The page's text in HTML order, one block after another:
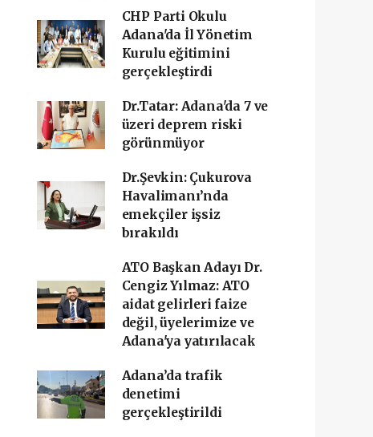
CHP Parti Okulu
Adana'da İl Yönetim
Kurulu eğitimini
gerçekleştirdi
Dr.Tatar: Adana'da 7 ve
üzeri deprem riski
görünmüyor
Dr.Şevkin: Çukurova
Havalimanı’nda
emekçiler işsiz
bırakıldı
ATO Başkan Adayı Dr.
Cengiz Yılmaz: ATO
aidat gelirleri faize
değil, üyelerimize ve
Adana'ya yatırılacak
Adana’da trafik
denetimi
gerçekleştirildi